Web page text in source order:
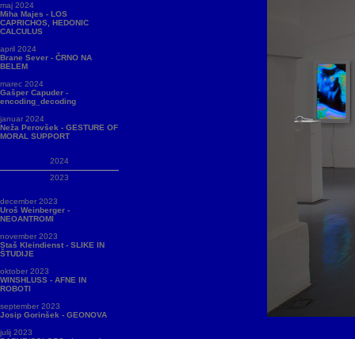
maj 2024
Miha Majes - LOS
CAPRICHOS, HEDONIC
CALCULUS
april 2024
Brane Sever - ČRNO NA
BELEM
marec 2024
Gašper Capuder -
encoding_decoding
januar 2024
Neža Perovšek - GESTURE OF
MORAL SUPPORT
2024
2023
december 2023
Uroš Weinberger -
NEOANTROMI
november 2023
Staš Kleindienst - SLIKE IN
ŠTUDIJE
oktober 2023
WINSHLUSS - AFNE IN
ROBOTI
september 2023
Josip Gorinšek - GEONOVA
julij 2023